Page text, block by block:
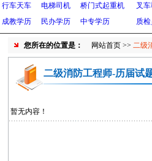
行车天车 电梯司机 桥门式起重机 叉
成教学历 民办学历 中专学历 质检
您所在的位置是： 网站首页 >> 二级
二级消防工程师-历届试
暂无内容！